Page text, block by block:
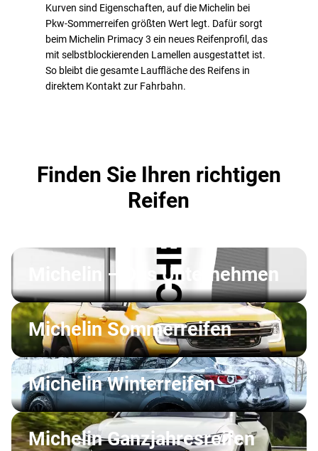
Kurven sind Eigenschaften, auf die Michelin bei
Pkw-Sommerreifen größten Wert legt. Dafür sorgt
beim Michelin Primacy 3 ein neues Reifenprofil, das
mit selbstblockierenden Lamellen ausgestattet ist.
So bleibt die gesamte Lauffläche des Reifens in
direktem Kontakt zur Fahrbahn.
Finden Sie Ihren richtigen
Reifen
Michelin – Das Unternehmen
Michelin Sommerreifen
Michelin Winterreifen
Michelin Ganzjahresreifen